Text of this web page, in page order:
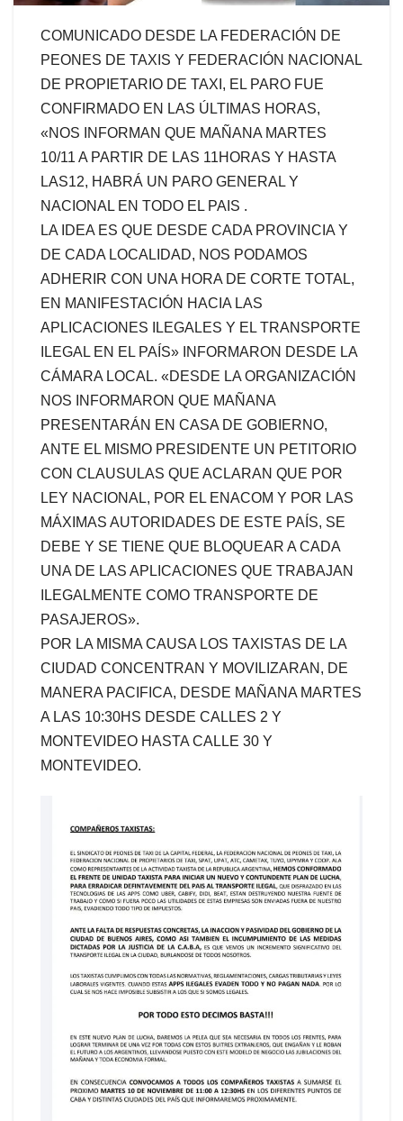
COMUNICADO DESDE LA FEDERACIÓN DE
PEONES DE TAXIS Y FEDERACIÓN NACIONAL
DE PROPIETARIO DE TAXI, EL PARO FUE
CONFIRMADO EN LAS ÚLTIMAS HORAS,
«NOS INFORMAN QUE MAÑANA MARTES
10/11 A PARTIR DE LAS 11HORAS Y HASTA
LAS12, HABRÁ UN PARO GENERAL Y
NACIONAL EN TODO EL PAIS .
LA IDEA ES QUE DESDE CADA PROVINCIA Y
DE CADA LOCALIDAD, NOS PODAMOS
ADHERIR CON UNA HORA DE CORTE TOTAL,
EN MANIFESTACIÓN HACIA LAS
APLICACIONES ILEGALES Y EL TRANSPORTE
ILEGAL EN EL PAÍS» INFORMARON DESDE LA
CÁMARA LOCAL. «DESDE LA ORGANIZACIÓN
NOS INFORMARON QUE MAÑANA
PRESENTARÁN EN CASA DE GOBIERNO,
ANTE EL MISMO PRESIDENTE UN PETITORIO
CON CLAUSULAS QUE ACLARAN QUE POR
LEY NACIONAL, POR EL ENACOM Y POR LAS
MÁXIMAS AUTORIDADES DE ESTE PAÍS, SE
DEBE Y SE TIENE QUE BLOQUEAR A CADA
UNA DE LAS APLICACIONES QUE TRABAJAN
ILEGALMENTE COMO TRANSPORTE DE
PASAJEROS».
POR LA MISMA CAUSA LOS TAXISTAS DE LA
CIUDAD CONCENTRAN Y MOVILIZARAN, DE
MANERA PACIFICA, DESDE MAÑANA MARTES
A LAS 10:30HS DESDE CALLES 2 Y
MONTEVIDEO HASTA CALLE 30 Y
MONTEVIDEO.